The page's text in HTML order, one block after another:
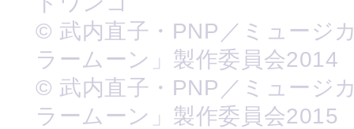
© 武内直子・PNP／ミュージ
ラームーン」製作委員会2014
© 武内直子・PNP／ミュージ
ラームーン」製作委員会2015